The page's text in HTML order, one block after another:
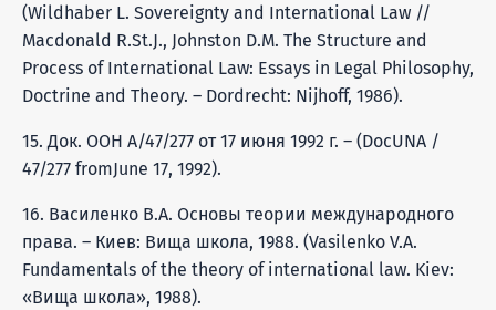
(Wildhaber L. Sovereignty and International Law //
Macdonald R.St.J., Johnston D.M. The Structure and
Process of International Law: Essays in Legal Philosophy,
Doctrine and Theory. – Dordrecht: Nijhoff, 1986).
15. Док. ООН А/47/277 от 17 июня 1992 г. – (DocUNA /
47/277 fromJune 17, 1992).
16. Василенко В.А. Основы теории международного
права. – Киев: Вища школа, 1988. (Vasilenko V.A.
Fundamentals of the theory of international law. Kiev:
«Вища школа», 1988).